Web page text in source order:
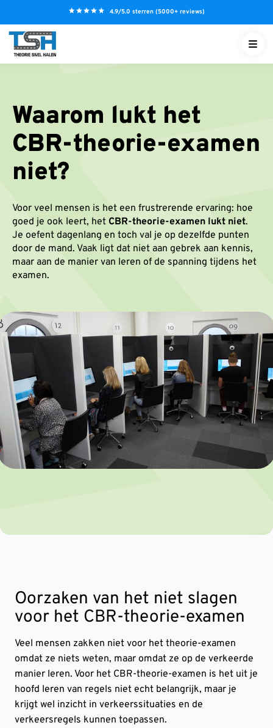
k
4.9/5.0 sterren (5000+ reviews)
NL
Waarom lukt het
CBR-theorie-examen
niet?
Voor veel mensen is het een frustrerende ervaring: hoe
goed je ook leert, het CBR-theorie-examen lukt niet.
Je oefent dagenlang en toch val je op dezelfde punten
door de mand. Vaak ligt dat niet aan gebrek aan kennis,
maar aan de manier van leren of de spanning tijdens het
examen.
Oorzaken van het niet slagen
voor het CBR-theorie-examen
Veel mensen zakken niet voor het theorie-examen
omdat ze niets weten, maar omdat ze op de verkeerde
manier leren. Voor het CBR-theorie-examen is het uit je
hoofd leren van regels niet echt belangrijk, maar je
krijgt wel inzicht in verkeerssituaties en de
verkeersregels kunnen toepassen.